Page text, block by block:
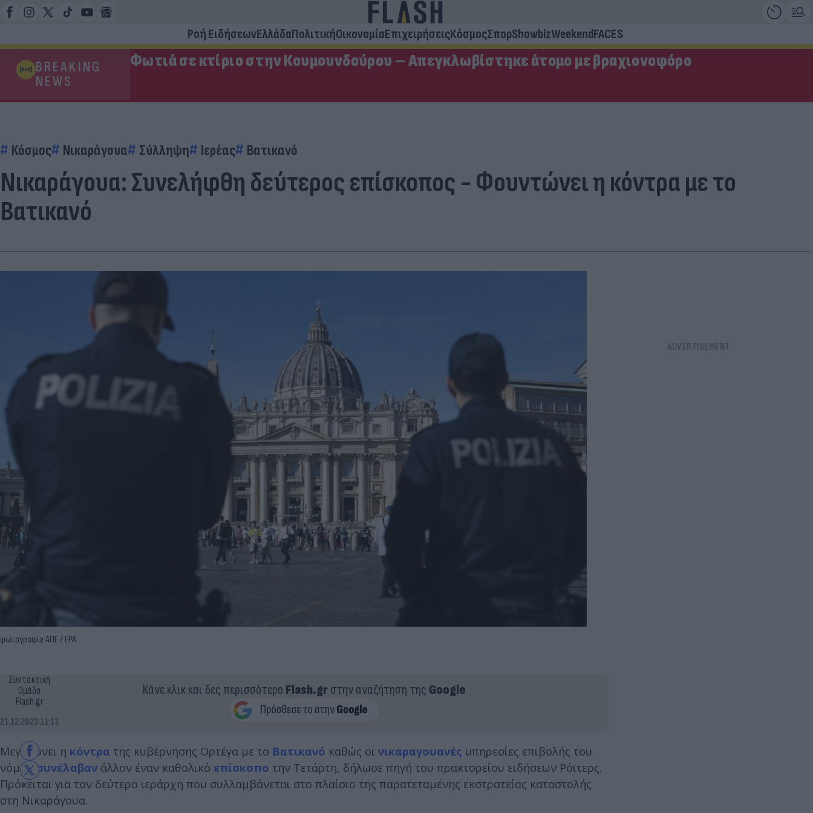
Ροή ΕιδήσεωνΕλλάδαΠολιτικήΟικονομίαΕπιχειρήσειςΚόσμοςΣπορShowbizWeekendFACES
BREAKING
NEWS
Φωτιά σε κτίριο στην Κουμουνδούρου – Απεγκλωβίστηκε άτομο με βραχιονοφόρο
Κόσμος Νικαράγουα Σύλληψη Ιερέας Βατικανό
Νικαράγουα: Συνελήφθη δεύτερος επίσκοπος - Φουντώνει η κόντρα με το
Βατικανό
φωτογραφία ΑΠΕ / EPA
Συντακτική
Ομάδα
Flash.gr
21.12.2023 11:13
Κάνε κλικ και δες περισσότερο Flash.grστην αναζήτηση της Google
Μεγαλώνει η κόντρα της κυβέρνησης Ορτέγα με το Βατικανό καθώς οι νικαραγουανές υπηρεσίες επιβολής του
νόμουσυνέλαβαν άλλον έναν καθολικό επίσκοπο την Τετάρτη, δήλωσε πηγή του πρακτορείου ειδήσεων Ρόιτερς.
Πρόκειται για τον δεύτερο ιεράρχη που συλλαμβάνεται στο πλαίσιο της παρατεταμένης εκστρατείας καταστολής
στη Νικαράγουα.